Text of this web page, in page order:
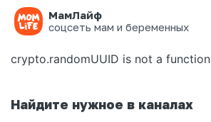
МамЛайф
соцсеть мам и беременных
Ошибка на странице
crypto.randomUUID is not a function
Найдите нужное в каналах